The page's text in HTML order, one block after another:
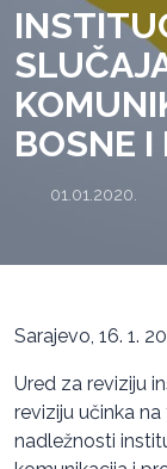
BOSNE I
01.01.2020.
Sarajevo, 16. 1.
Ured za reviziju
reviziju učinka
nadležnosti